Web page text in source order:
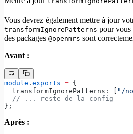
Vous devrez également mettre à jour
transformIgnorePatterns pour vous
des packages @openmrs sont
Avant :
module . exports = {
  transformIgnorePatterns: [
"/
  // ... reste de la config
};
Après :